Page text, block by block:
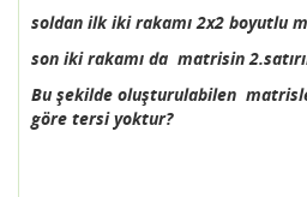
soldan ilk iki rakamı 2x2 boyutlu
son iki rakamı da matrisin
Bu şekilde oluşturulabilen
göre tersi yoktur?